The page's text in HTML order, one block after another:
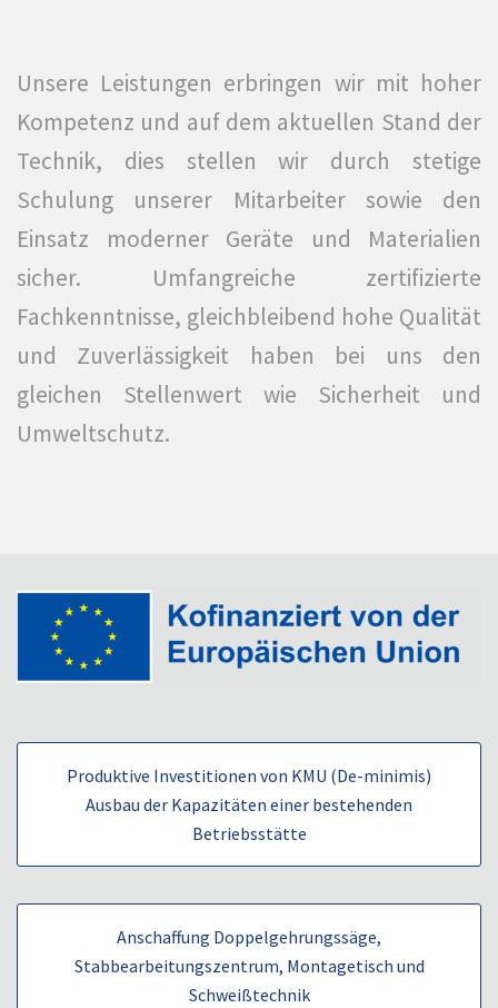
Unsere Leistungen erbringen wir mit hoher
Kompetenz und auf dem aktuellen Stand der
Technik, dies stellen wir durch stetige
Schulung unserer Mitarbeiter sowie den
Einsatz moderner Geräte und Materialien
sicher. Umfangreiche zertifizierte
Fachkenntnisse, gleichbleibend hohe Qualität
und Zuverlässigkeit haben bei uns den
gleichen Stellenwert wie Sicherheit und
Umweltschutz.
Produktive Investitionen von KMU (De-minimis)
Ausbau der Kapazitäten einer bestehenden
Betriebsstätte
Anschaffung Doppelgehrungssäge,
Stabbearbeitungszentrum, Montagetisch und
Schweißtechnik